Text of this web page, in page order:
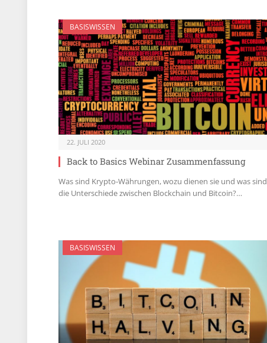
BASISWISSEN
22. JULI 2020
Back to Basics Webinar Zusammenfassung
Was sind Krypto-Währungen, wozu dienen sie und was sind
die Unterschiede zwischen Blockchain und Bitcoin?…
BASISWISSEN